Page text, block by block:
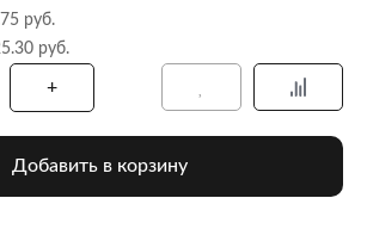
руб.
руб.
Добавить в корзину